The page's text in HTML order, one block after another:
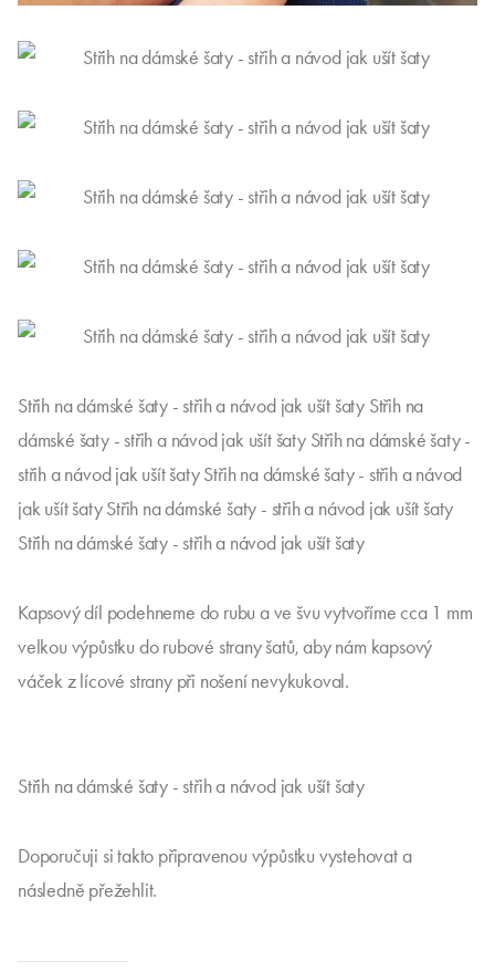
Střih na dámské šaty - střih a návod jak ušít šaty Střih na
dámské šaty - střih a návod jak ušít šaty Střih na dámské šaty -
střih a návod jak ušít šaty Střih na dámské šaty - střih a návod
jak ušít šaty Střih na dámské šaty - střih a návod jak ušít šaty
Střih na dámské šaty - střih a návod jak ušít šaty
Kapsový díl podehneme do rubu a ve švu vytvoříme cca 1 mm
velkou výpůstku do rubové strany šatů, aby nám kapsový
váček z lícové strany při nošení nevykukoval.
Střih na dámské šaty - střih a návod jak ušít šaty
Doporučuji si takto připravenou výpůstku vystehovat a
následně přežehlit.